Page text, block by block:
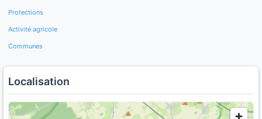
Protections
Activité agricole
Communes
Localisation